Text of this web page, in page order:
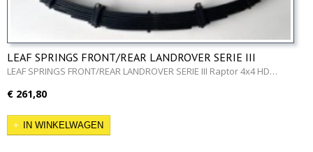
LEAF SPRINGS FRONT/REAR LANDROVER SERIE III
LEAF SPRINGS FRONT/REAR LANDROVER SERIE III Raptor 4x4 HD…
€ 261,80
IN WINKELWAGEN